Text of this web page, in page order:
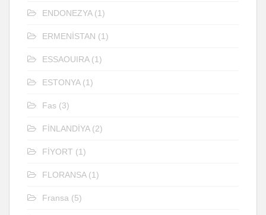
ENDONEZYA(1)
ERMENİSTAN (1)
ESSAOUIRA(1)
ESTONYA(1)
Fas (3)
FİNLANDİYA(2)
FİYORT (1)
FLORANSA(1)
Fransa (5)